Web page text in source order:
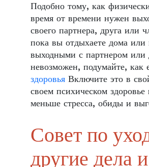
Подобно тому, как
время от времени нужен
своего партнера, друга или
пока вы отдыхаете дома или
выходными с партнером или
невозможен, подумайте, как
здоровья Включите это в
своем психическом
меньше стресса, обиды и
Совет по
другие дела